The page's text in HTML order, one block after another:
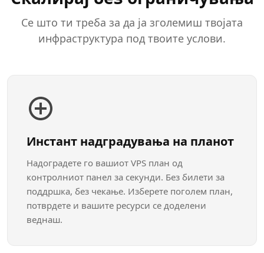
Се што ти треба за да ја зголемиш твојата
инфраструктура под твоите услови.
Инстант надградувања на планот
Надоградете го вашиот VPS план од
контролниот панел за секунди. Без билети за
поддршка, без чекање. Изберете поголем план,
потврдете и вашите ресурси се доделени
веднаш.